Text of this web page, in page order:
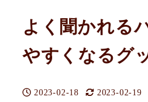
よく聞かれる
やすくなるグ
投稿日
2023-02-18
更新日
2023-02-19